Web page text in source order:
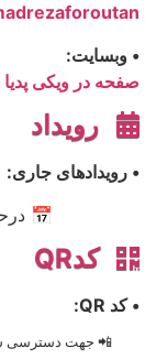
• وبسایت:
صفحه در ویکی پدیا
رویداد
• رویدادهای جاری:
📅
کدQR
• کد QR:
📲 جهت دسترسی